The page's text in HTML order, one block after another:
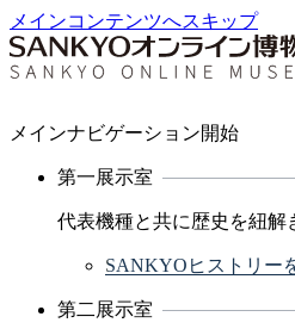
メインコンテンツへスキップ
メインナビゲーション開始
第一展示室
代表機種と共に歴史を紐解
SANKYOヒストリー
第二展示室